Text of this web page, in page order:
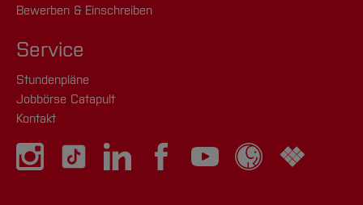
Bewerben & Einschreiben
Service
Stundenpläne
Jobbörse Catapult
Kontakt